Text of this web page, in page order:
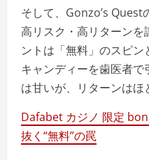
そして、Gonzo’s Quest
高リスク・高リターンを
ントは「無料」のスピ
キャンディーを歯医者
は甘いが、リターンはほ
Dafabet カジノ 限定
抜く“無料”の罠